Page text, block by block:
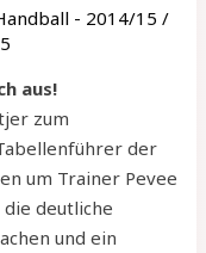
- 2014/15 /
aus!
zum
der
um Trainer Pevee
deutliche
und ein